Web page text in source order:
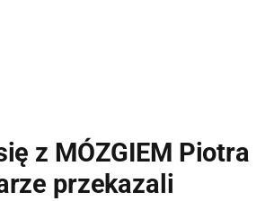
z MÓZGIEM Piotra
przekazali